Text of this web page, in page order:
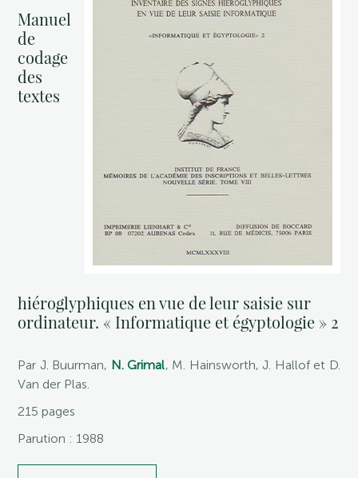
Manuel
de
codage
des
textes
hiéroglyphiques en vue de leur saisie sur
ordinateur. « Informatique et égyptologie » 2
Par J. Buurman, N. Grimal, M. Hainsworth, J. Hallof et D.
Van der Plas.
215 pages
Parution : 1988